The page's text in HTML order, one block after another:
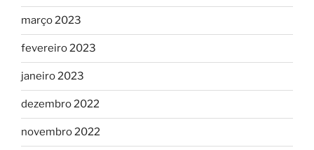
março 2023
fevereiro 2023
janeiro 2023
dezembro 2022
novembro 2022